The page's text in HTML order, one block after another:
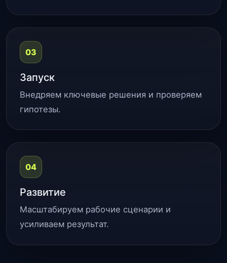
03
Запуск
Внедряем ключевые решения и проверяем
гипотезы.
04
Развитие
Масштабируем рабочие сценарии и
усиливаем результат.